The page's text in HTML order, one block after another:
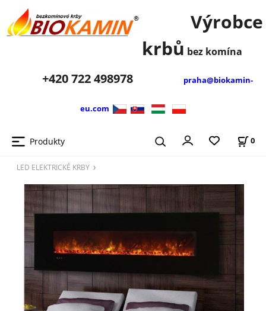
Výrobce
krbů bez komína
+420722 498978 praha@biokamin-
eu.com
Produkty 0
LED ELEKTRICKÉ KRBY